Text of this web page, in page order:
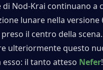
di Nod-Krai continuano
lunare nella versione
preso il centro della
ulteriormente questo
il tanto atteso Nefer!